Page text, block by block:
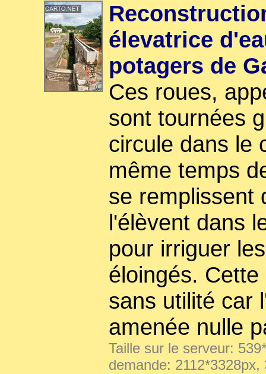
élevatrice
potagers de
Ces roues,
sont tournées
circule dans le
même temps
se remplissent
l'élèvent dans
pour irriguer
éloingés.
sans utilité car
amenée nulle
Taille sur le serveur:
demande: